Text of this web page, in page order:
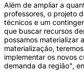
Além de ampliar a
professores, o projeto
técnicos e um
que buscar recursos
possamos materializar
materialização,
implementar os novos
demanda da região",